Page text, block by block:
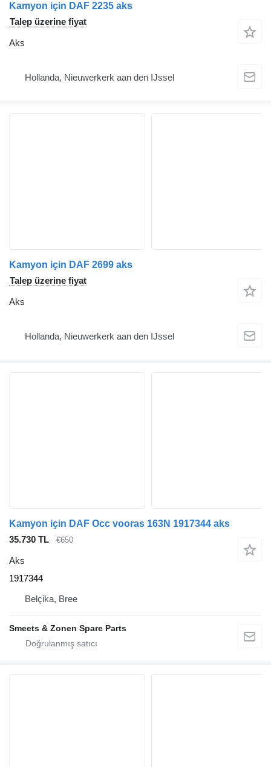
Kamyon için DAF 2235 aks
Talep üzerine fiyat
Aks
Hollanda, Nieuwerkerk aan den IJssel
Kamyon için DAF 2699 aks
Talep üzerine fiyat
Aks
Hollanda, Nieuwerkerk aan den IJssel
Kamyon için DAF Occ vooras 163N 1917344 aks
35.730 TL
€650
Aks
1917344
Belçika, Bree
Smeets & Zonen Spare Parts